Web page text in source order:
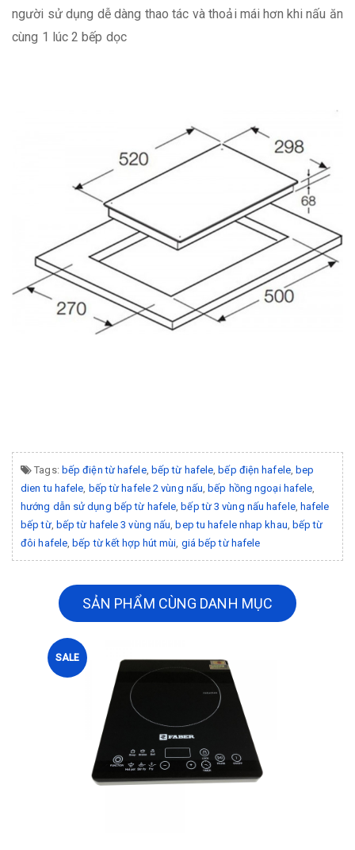
người sử dụng dễ dàng thao tác và thoải mái hơn khi nấu ăn
cùng 1 lúc 2 bếp dọc
Tags: bếp điện từ hafele, bếp từ hafele, bếp điện hafele, bep
dien tu hafele, bếp từ hafele 2 vùng nấu, bếp hồng ngoại hafele,
hướng dẫn sử dụng bếp từ hafele, bếp từ 3 vùng nấu hafele, hafele
bếp từ, bếp từ hafele 3 vùng nấu, bep tu hafele nhap khau, bếp từ
đôi hafele, bếp từ kết hợp hút mùi, giá bếp từ hafele
SẢN PHẨM CÙNG DANH MỤC
SALE